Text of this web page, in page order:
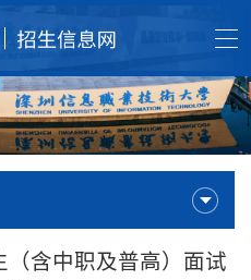
含中职及普高）面试